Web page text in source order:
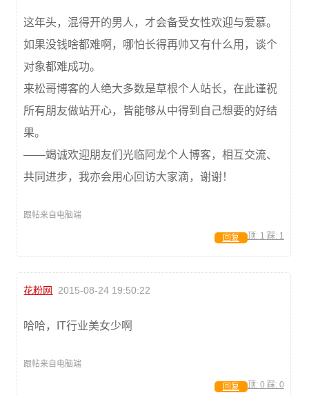
这年头，混得开的男人，才会备受女性欢迎与爱慕。
如果没钱啥都难啊，哪怕长得再帅又有什么用，谈个
对象都难成功。
来松哥博客的人绝大多数是草根个人站长，在此谨祝
所有朋友做站开心，皆能够从中得到自己想要的好结
果。
——竭诚欢迎朋友们光临阿龙个人博客，相互交流、
共同进步，我亦会用心回访大家滴，谢谢！
跟帖来自电脑端
顶: 1 踩: 1
回复
花粉网 2015-08-24 19:50:22
哈哈，IT行业美女少啊
跟帖来自电脑端
顶: 0 踩: 0
回复